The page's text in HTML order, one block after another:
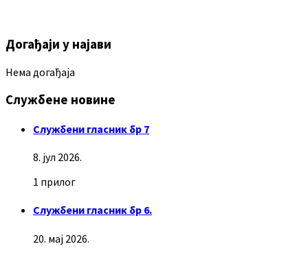
Догађаји у најави
Нема догађаја
Службене новине
Службени гласник бр 7
8. јул 2026.
1 прилог
Службени гласник бр 6.
20. мај 2026.